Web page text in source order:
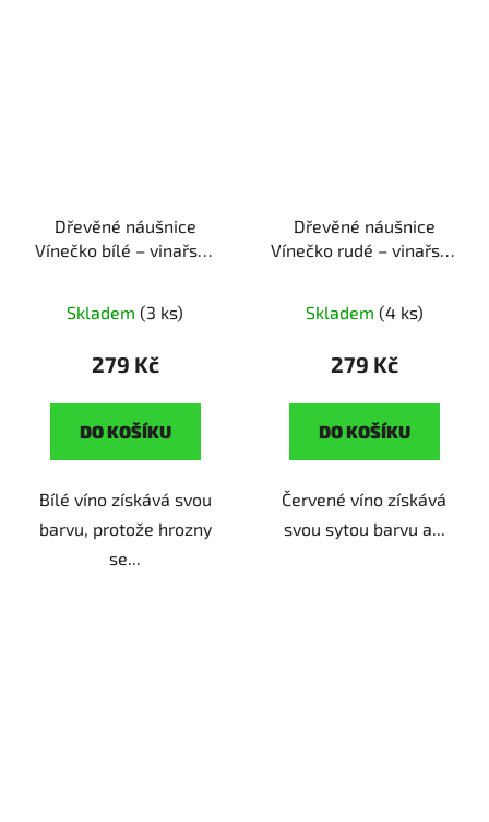
Dřevěné náušnice
Vínečko bílé – vinařská
dárek pro milovnice
Skladem (3 ks)
279 Kč
DO KOŠÍKU
Bílé víno získává svou
barvu, protože hrozny
se...
Dřevěné náušnice
Vínečko rudé – vinařská
dárek pro milovnice
Skladem (4 ks)
279 Kč
DO KOŠÍKU
Červené víno získává
svou sytou barvu a...